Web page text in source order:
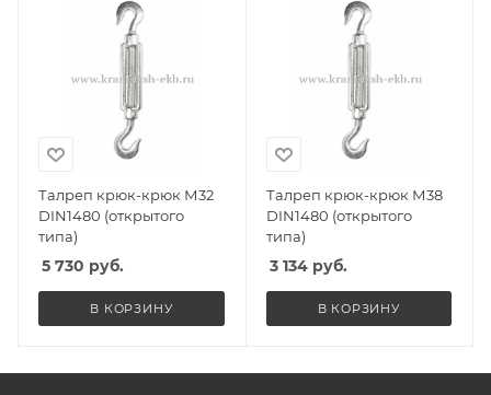
Талреп крюк-крюк М32
DIN1480 (открытого
типа)
5 730 руб.
В КОРЗИНУ
Талреп крюк-крюк М38
DIN1480 (открытого
типа)
3 134руб.
В КОРЗИНУ